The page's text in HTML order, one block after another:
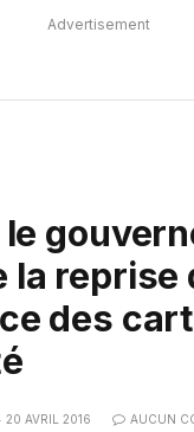
Advertisement
le
la reprise
des
20 AVRIL 2016 AUCUN